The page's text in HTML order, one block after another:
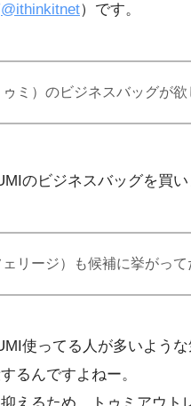
@ithinkitnet）です。
ミ）のビジネスバッグが欲
のビジネスバッグを買い
リージ）も候補に挙がって
使ってる人が多いよう
るんですよねー。